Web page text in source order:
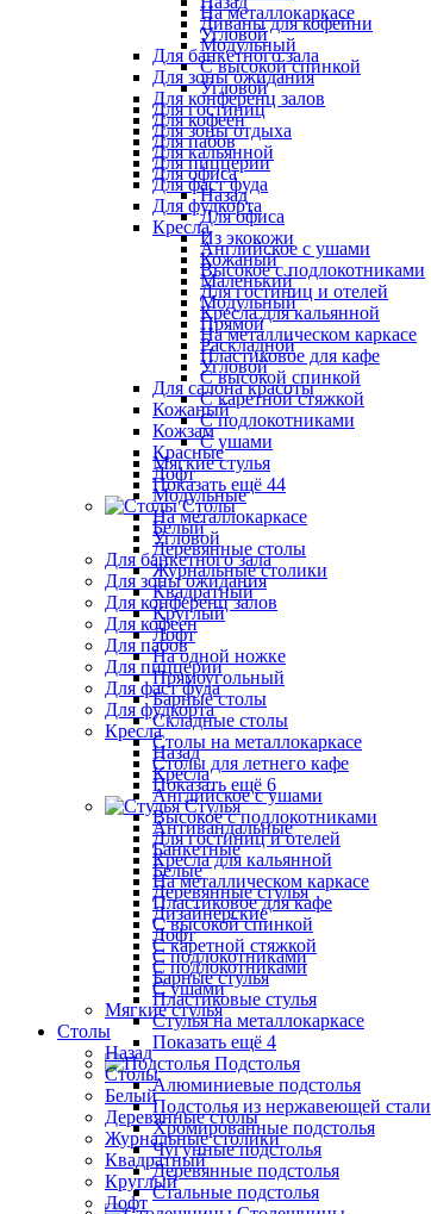
На металлокаркасе
Угловой
Для банкетного зала
Для зоны ожидания
Для конференц залов
Для кофеен
Для пабов
Для пиццерии
Для фаст фуда
Для фудкорта
Кресла
Английское с ушами
Высокое с подлокотниками
Для гостиниц и отелей
Кресла для кальянной
На металлическом каркасе
Пластиковое для кафе
С высокой спинкой
С каретной стяжкой
С подлокотниками
С ушами
Мягкие стулья
Показать ещё 44
Столы
Белый
Деревянные столы
Журнальные столики
Квадратный
Круглый
Лофт
На одной ножке
Прямоугольный
Барные столы
Складные столы
Столы на металлокаркасе
Столы для летнего кафе
Показать ещё 6
Стулья
Антивандальные
Банкетные
Белые
Деревянные стулья
Дизайнерские
Лофт
С подлокотниками
Барные стулья
Пластиковые стулья
Стулья на металлокаркасе
Показать ещё 4
Подстолья
Алюминиевые подстолья
Подстолья из нержавеющей стали
Хромированные подстолья
Чугунные подстолья
Деревянные подстолья
Стальные подстолья
Диваны для кофейни
Модульный
С высокой спинкой
Угловой
Для гостиниц
Для зоны отдыха
Для кальянной
Для офиса
Назад
Для офиса
Из экокожи
Кожаный
Маленький
Модульный
Прямой
Раскладной
Угловой
Для салона красоты
Кожаный
Кожзам
Красные
Лофт
Модульные
На металлокаркасе
Угловой
Для банкетного зала
Для зоны ожидания
Для конференц залов
Для кофеен
Для пабов
Для пиццерии
Для фаст фуда
Для фудкорта
Кресла
Назад
Кресла
Английское с ушами
Высокое с подлокотниками
Для гостиниц и отелей
Кресла для кальянной
На металлическом каркасе
Пластиковое для кафе
С высокой спинкой
С каретной стяжкой
С подлокотниками
С ушами
Мягкие стулья
Столы
Назад
Столы
Белый
Деревянные столы
Журнальные столики
Квадратный
Круглый
Лофт